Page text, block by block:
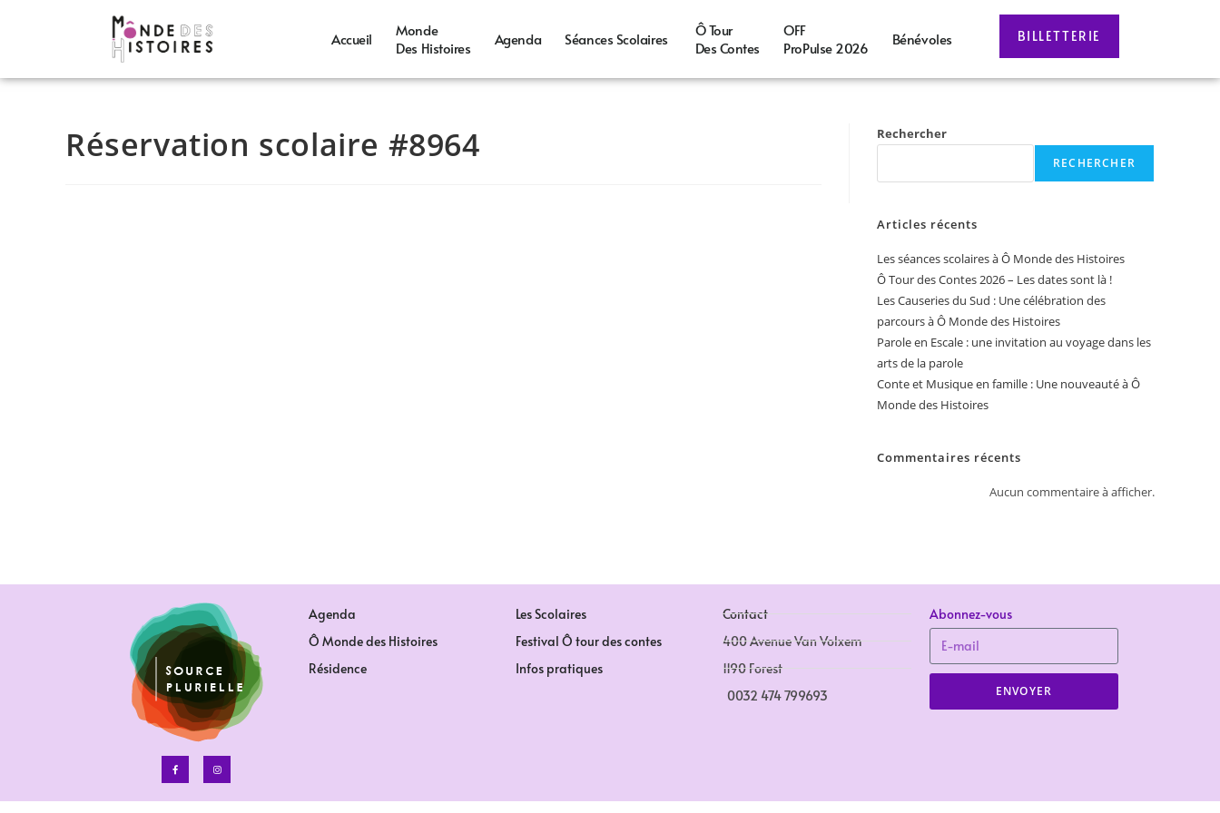
Accueil
Monde
Des Histoires
Agenda Séances Scolaires
Ô Tour
Des Contes
OFF
ProPulse 2026
Bénévoles BILLETTERIE
Réservation scolaire #8964 Rechercher
RECHERCHER
Articles récents
Les séances scolaires à Ô Monde des Histoires
Ô Tour des Contes 2026 – Les dates sont là !
Les Causeries du Sud : Une célébration des
parcours à Ô Monde des Histoires
Parole en Escale : une invitation au voyage dans les
arts de la parole
Conte et Musique en famille : Une nouveauté à Ô
Monde des Histoires
Commentaires récents
Aucun commentaire à afficher.
Agenda
Ô Monde des Histoires
Résidence
Les Scolaires
Festival Ô tour des contes
Infos pratiques
Contact
400 Avenue Van Volxem
1190 Forest
0032 474 799693
Abonnez-vous
ENVOYER